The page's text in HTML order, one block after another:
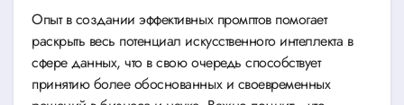
Опыт в создании эффективных промптов помогает
раскрыть весь потенциал искусственного интеллекта в
сфере данных, что в свою очередь способствует
принятию более обоснованных и своевременных